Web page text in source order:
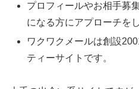
プロフィールやお相手募
になる方にアプローチを
ワクワクメールは創設
ティーサイトです。